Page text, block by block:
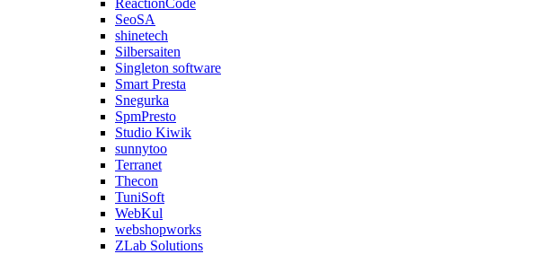
SeoSA
shinetech
Silbersaiten
Singleton software
Smart Presta
Snegurka
SpmPresto
Studio Kiwik
sunnytoo
Terranet
Thecon
TuniSoft
WebKul
webshopworks
ZLab Solutions